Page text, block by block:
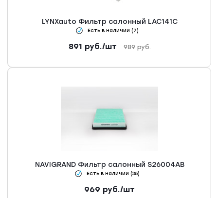
LYNXauto Фильтр салонный LAC141C
Есть в наличии (7)
891 руб./шт 989 руб.
NAVIGRAND Фильтр салонный S26004AB
Есть в наличии (35)
969 руб./шт